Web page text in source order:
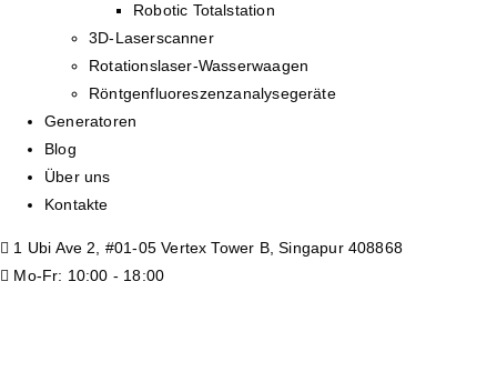
Robotic Totalstation
3D-Laserscanner
Rotationslaser-Wasserwaagen
Röntgenfluoreszenzanalysegeräte
Generatoren
Blog
Über uns
Kontakte
1 Ubi Ave 2, #01-05 Vertex Tower B, Singapur 408868
Mo-Fr: 10:00 - 18:00